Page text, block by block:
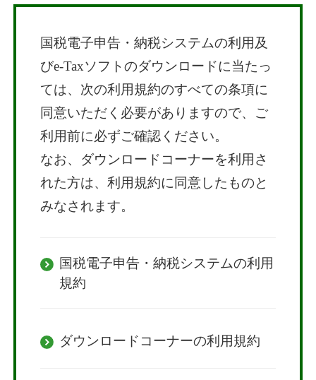
国税電子申告・納税システムの利用及
びe-Taxソフトのダウンロードに当たっ
ては、次の利用規約のすべての条項に
同意いただく必要がありますので、ご
利用前に必ずご確認ください。
なお、ダウンロードコーナーを利用さ
れた方は、利用規約に同意したものと
みなされます。
国税電子申告・納税システムの利用
規約
ダウンロードコーナーの利用規約